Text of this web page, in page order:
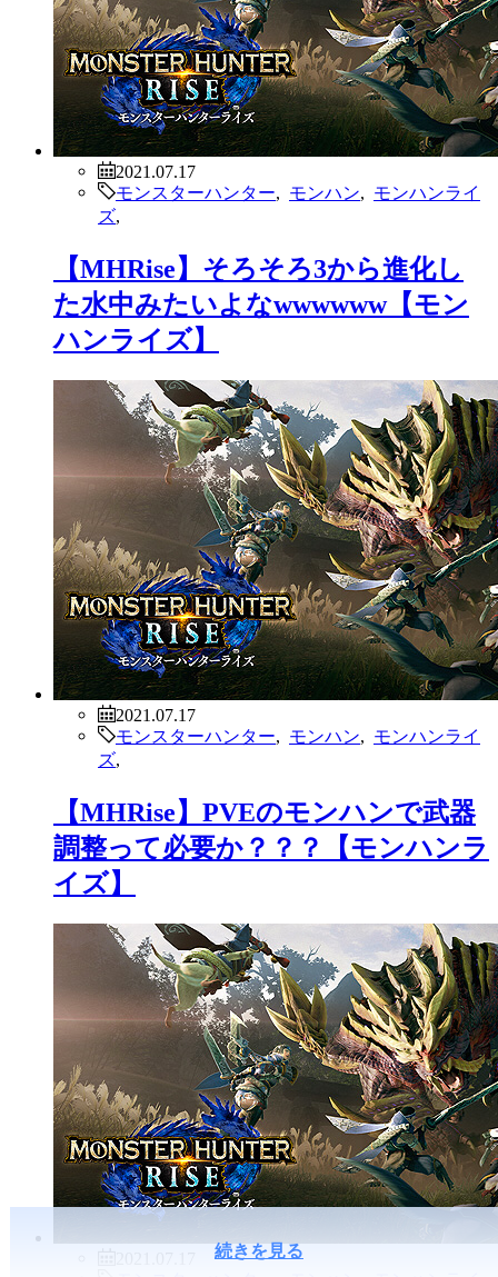
続きを見る
2021.07.17
モンスターハンター
モンハン
モンハンライ
ズ
【MHRise】そろそろ3から進化し
た水中みたいよなwwwwww【モン
ハンライズ】
2021.07.17
モンスターハンター
モンハン
モンハンライ
ズ
【MHRise】PVEのモンハンで武器
調整って必要か？？？【モンハンラ
イズ】